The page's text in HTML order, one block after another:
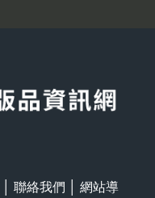
聯絡我們
網站導